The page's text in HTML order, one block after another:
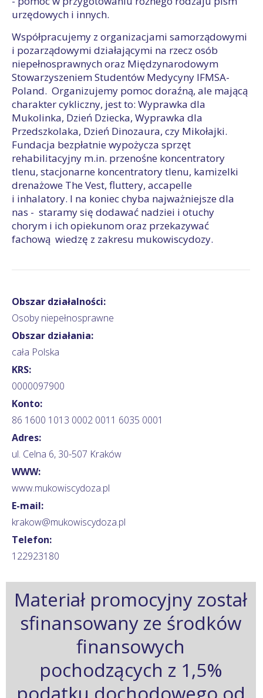
urzędowych i innych.
Współpracujemy z organizacjami samorządowymi
i pozarządowymi działającymi na rzecz osób
niepełnosprawnych oraz Międzynarodowym
Stowarzyszeniem Studentów Medycyny IFMSA-
Poland. Organizujemy pomoc doraźną, ale mającą
charakter cykliczny, jest to: Wyprawka dla
Mukolinka, Dzień Dziecka, Wyprawka dla
Przedszkolaka, Dzień Dinozaura, czy Mikołajki.
Fundacja bezpłatnie wypożycza sprzęt
rehabilitacyjny m.in. przenośne koncentratory
tlenu, stacjonarne koncentratory tlenu, kamizelki
drenażowe The Vest, fluttery, accapelle
i inhalatory. I na koniec chyba najważniejsze dla
nas - staramy się dodawać nadziei i otuchy
chorym i ich opiekunom oraz przekazywać
fachową wiedzę z zakresu mukowiscydozy.
Obszar działalności:
Osoby niepełnosprawne
Obszar działania:
cała Polska
KRS:
0000097900
Konto:
86 1600 1013 0002 0011 6035 0001
Adres:
ul. Celna 6, 30-507 Kraków
WWW:
www.mukowiscydoza.pl
E-mail:
krakow@mukowiscydoza.pl
Telefon:
122923180
Materiał promocyjny został
sfinansowany ze środków
finansowych
pochodzących z 1,5%
podatku dochodowego od